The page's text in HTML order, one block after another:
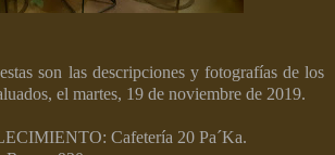
son las descripciones y fotografías de los
el martes, 19 de noviembre de 2019.
Cafetería 20 Pa´Ka.